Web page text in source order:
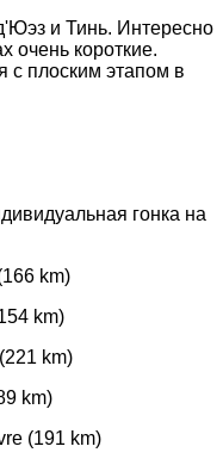
и Тинь. Интересно
очень короткие.
с плоским этапом в
гонка на
km)
km)
km)
km)
(191 km)